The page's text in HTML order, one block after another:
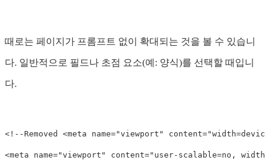
때로는 페이지가 프롬프트 없이 확대되는 것을 볼 수 있습니
다. 일반적으로 필드나 초점 요소(예: 양식)를 선택할 때입니
다.
<!--Removed <meta name="viewport"
<meta name="viewport" content="user-scalable=no,